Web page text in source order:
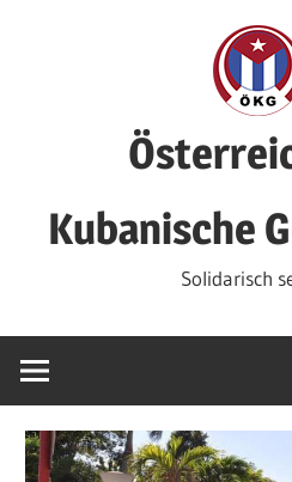
Kubanische
Solidarisch